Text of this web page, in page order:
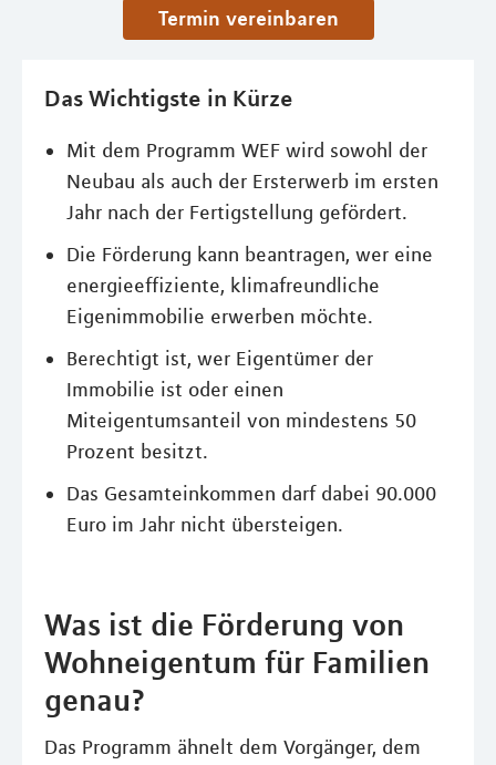
Termin vereinbaren
Das Wichtigste in Kürze
Mit dem Programm WEF wird sowohl der
Neubau als auch der Ersterwerb im ersten
Jahr nach der Fertigstellung gefördert.
Die Förderung kann beantragen, wer eine
energieeffiziente, klimafreundliche
Eigenimmobilie erwerben möchte.
Berechtigt ist, wer Eigentümer der
Immobilie ist oder einen
Miteigentumsanteil von mindestens 50
Prozent besitzt.
Das Gesamteinkommen darf dabei 90.000
Euro im Jahr nicht übersteigen.
Was ist die Förderung von
Wohneigentum für Familien
genau?
Das Programm ähnelt dem Vorgänger, dem